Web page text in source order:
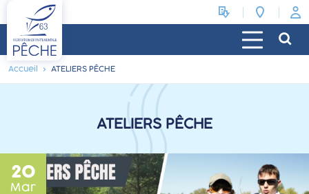
Accueil ATELIERS PÊCHE
ATELIERS PÊCHE
20
Mar